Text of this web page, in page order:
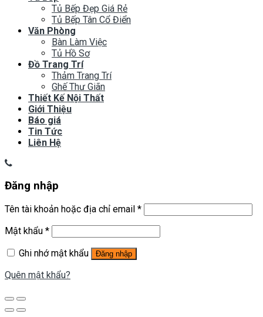
Tủ Bếp Đẹp Giá Rẻ
Tủ Bếp Tân Cổ Điển
Văn Phòng
Bàn Làm Việc
Tủ Hồ Sơ
Đồ Trang Trí
Thảm Trang Trí
Ghế Thư Giãn
Thiết Kế Nội Thất
Giới Thiệu
Báo giá
Tin Tức
Liên Hệ
Đăng nhập
Tên tài khoản hoặc địa chỉ email *
Mật khẩu *
Ghi nhớ mật khẩu
Đăng nhập
Quên mật khẩu?